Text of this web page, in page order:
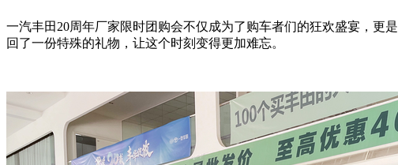
一汽丰田20周年厂家限时团购会不仅成为了购车者们的狂欢盛宴，更
回了一份特殊的礼物，让这个时刻变得更加难忘。